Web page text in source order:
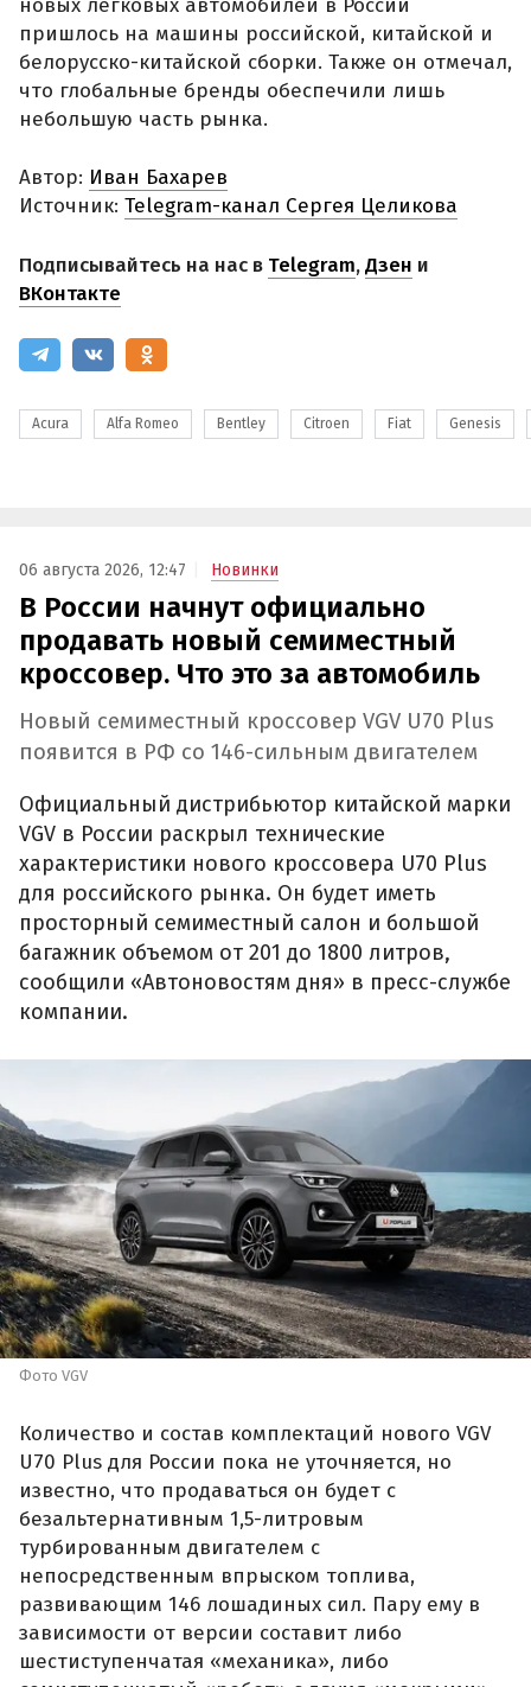
новых легковых автомобилей в России
пришлось на машины российской, китайской и
белорусско-китайской сборки. Также он отмечал,
что глобальные бренды обеспечили лишь
небольшую часть рынка.
Автор: Иван Бахарев
Источник: Telegram-канал Сергея Целикова
Подписывайтесь на нас в Telegram,Дзен и
ВКонтакте
Acura Alfa Romeo Bentley Citroen Fiat Genesis
06 августа 2026, 12:47 Новинки
В России начнут официально
продавать новый семиместный
кроссовер. Что это за автомобиль
Новый семиместный кроссовер VGV U70 Plus
появится в РФ со 146-сильным двигателем
Официальный дистрибьютор китайской марки
VGV в России раскрыл технические
характеристики нового кроссовера U70 Plus
для российского рынка. Он будет иметь
просторный семиместный салон и большой
багажник объемом от 201 до 1800 литров,
сообщили «Автоновостям дня» в пресс-службе
компании.
Фото VGV
Количество и состав комплектаций нового VGV
U70 Plus для России пока не уточняется, но
известно, что продаваться он будет с
безальтернативным 1,5-литровым
турбированным двигателем с
непосредственным впрыском топлива,
развивающим 146 лошадиных сил. Пару ему в
зависимости от версии составит либо
шестиступенчатая «механика», либо